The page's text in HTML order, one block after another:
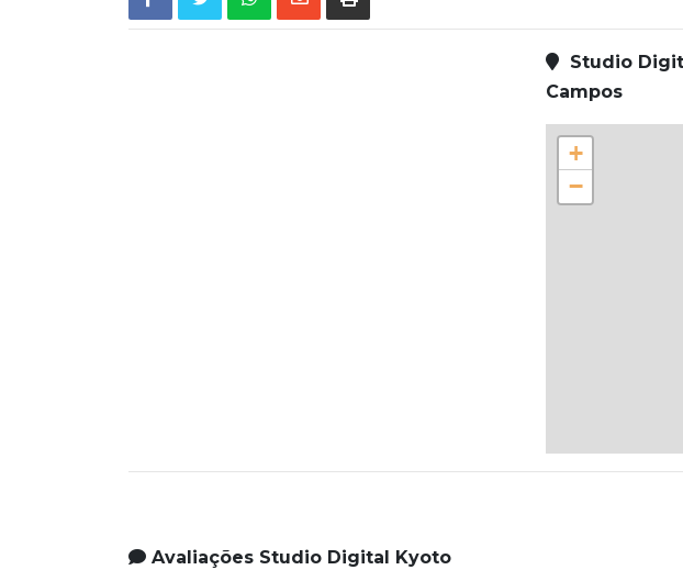
Studio
Campos
+
−
Avaliações Studio Digital Kyoto